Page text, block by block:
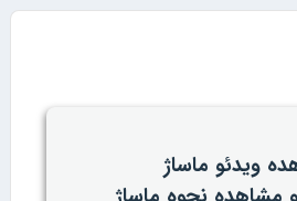
ویدئو ماساژ